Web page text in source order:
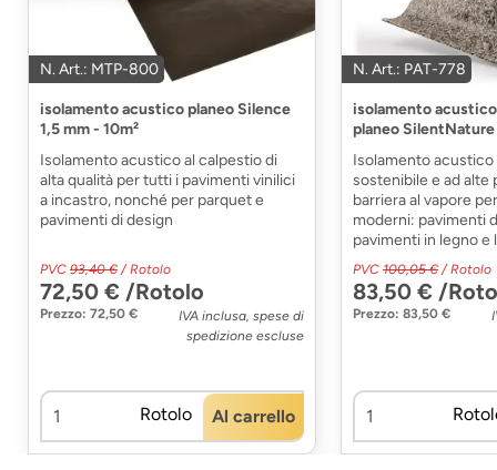
N. Art.: MTP-800
isolamento acustico planeo Silence
1,5 mm - 10m²
Isolamento acustico al calpestio di
alta qualità per tutti i pavimenti vinilici
a incastro, nonché per parquet e
pavimenti di design
PVC 93,40 € / Rotolo
72,50 € /Rotolo
Prezzo: 72,50 €
IVA inclusa, spese di
spedizione escluse
Rotolo Al carrello
N. Art.: PAT-778
isolamento
planeo SilentNature
Isolamento
sostenibile e ad alte
barriera al vapore
moderni: pavimenti
pavimenti in legno e
PVC 100,05 € / Rotolo
83,50 € /
Prezzo: 83,50 €